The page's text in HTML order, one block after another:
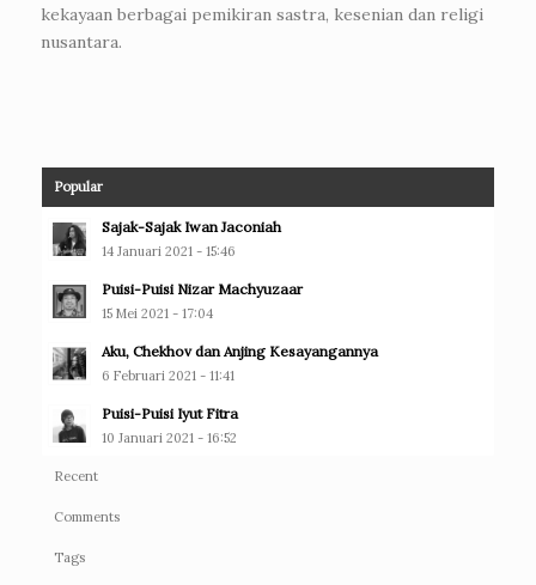
kekayaan berbagai pemikiran sastra, kesenian dan religi
nusantara.
Popular
Sajak-Sajak Iwan Jaconiah
14 Januari 2021 - 15:46
Puisi-Puisi Nizar Machyuzaar
15 Mei 2021 - 17:04
Aku, Chekhov dan Anjing Kesayangannya
6 Februari 2021 - 11:41
Puisi-Puisi Iyut Fitra
10 Januari 2021 - 16:52
Recent
Comments
Tags